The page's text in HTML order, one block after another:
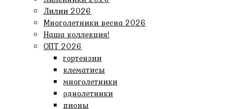
Лилии 2026
Многолетники весна 2026
Наша коллекция!
ОПТ 2026
гортензии
клематисы
многолетники
однолетники
пионы